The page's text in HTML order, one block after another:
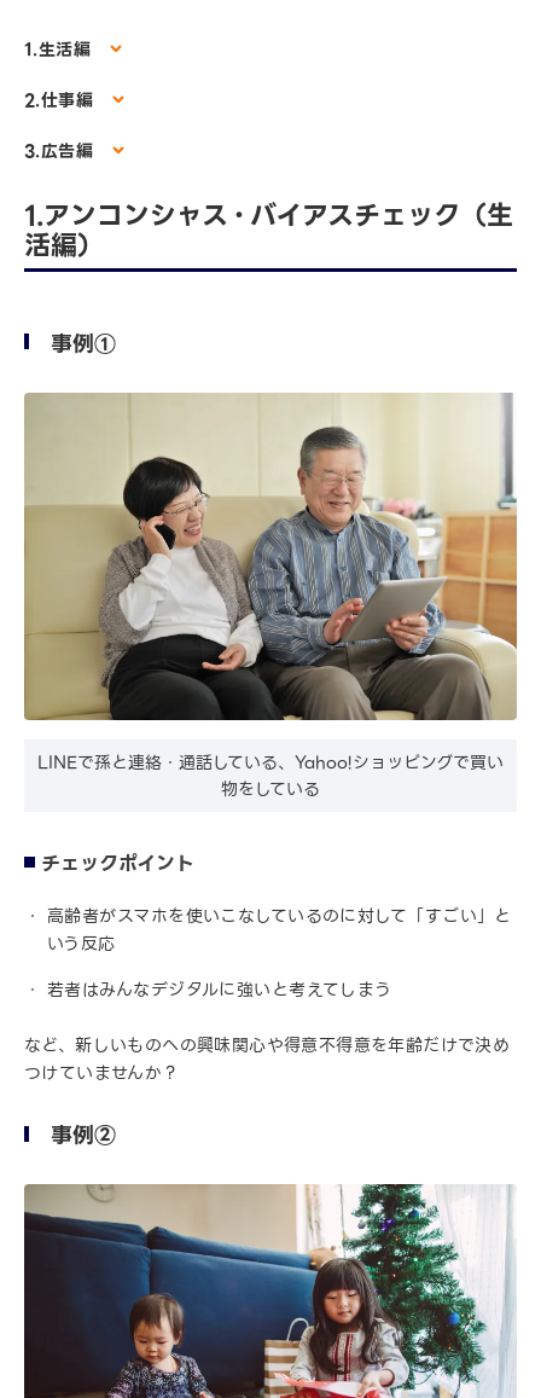
1.生活編
2.仕事編
3.広告編
1.アンコンシャス・バイアスチェック（生
活編）
事例①
LINEで孫と連絡・通話している、Yahoo!ショッピングで買い
物をしている
チェックポイント
高齢者がスマホを使いこなしているのに対して「すごい」と
いう反応
若者はみんなデジタルに強いと考えてしまう
など、新しいものへの興味関心や得意不得意を年齢だけで決め
つけていませんか？
事例②